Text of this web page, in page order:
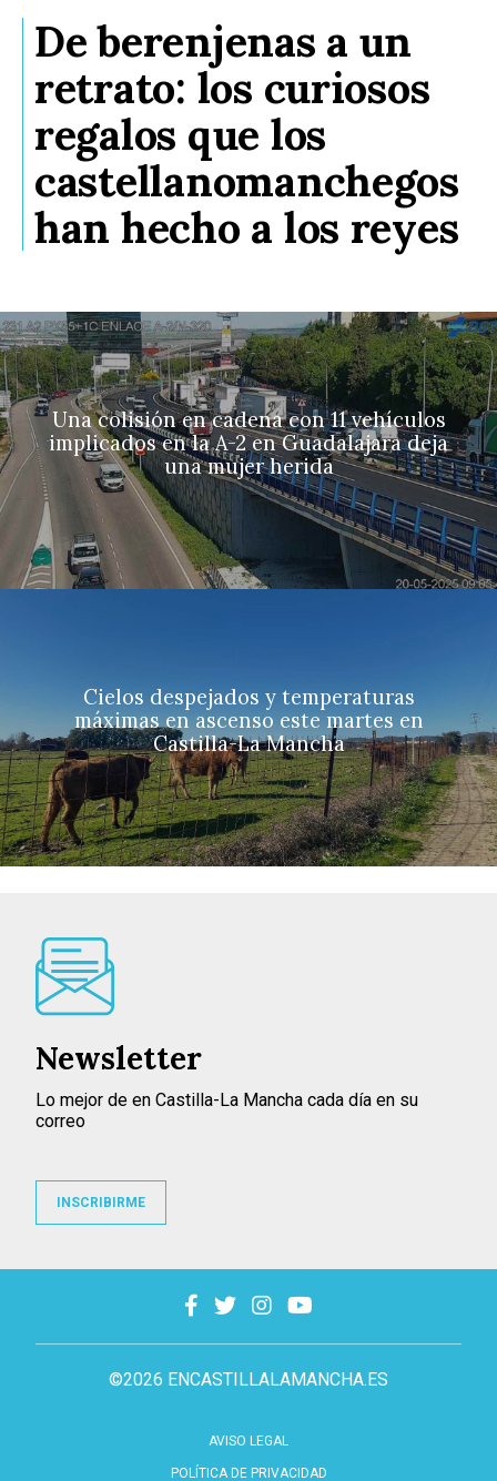
De berenjenas a un
retrato: los curiosos
regalos que los
castellanomanchegos
han hecho a los reyes
Una colisión en cadena con 11 vehículos
implicados en la A-2 en Guadalajara deja
una mujer herida
Cielos despejados y temperaturas
máximas en ascenso este martes en
Castilla-La Mancha
©2026 ENCASTILLALAMANCHA.ES
AVISO LEGAL
POLÍTICA DE PRIVACIDAD
Newsletter
Lo mejor de en Castilla-La Mancha cada día en su
correo
INSCRIBIRME